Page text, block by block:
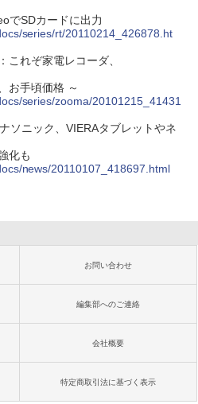
でSDカードに出力
series/rt/20110214_426878.ht
これぞ家電レコーダ、
お手頃価格 ～
series/zooma/20101215_41431
ソニック、VIERAタブレットやネ
化も
news/20110107_418697.html
お問い合わせ
編集部へのご連絡
会社概要
特定商取引法に基づく表示